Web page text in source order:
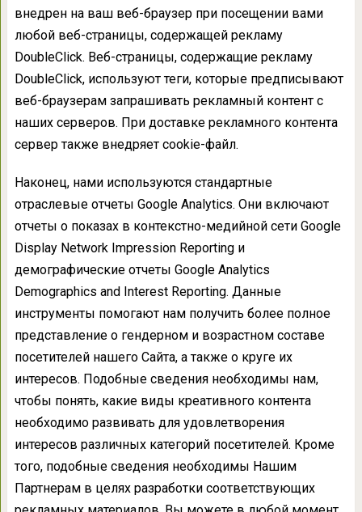
внедрен на ваш веб-браузер при посещении вами
любой веб-страницы, содержащей рекламу
DoubleClick. Веб-страницы, содержащие рекламу
DoubleClick, используют теги, которые предписывают
веб-браузерам запрашивать рекламный контент с
наших серверов. При доставке рекламного контента
сервер также внедряет cookie-файл.
Наконец, нами используются стандартные
отраслевые отчеты Google Analytics. Они включают
отчеты о показах в контекстно-медийной сети Google
Display Network Impression Reporting и
демографические отчеты Google Analytics
Demographics and Interest Reporting. Данные
инструменты помогают нам получить более полное
представление о гендерном и возрастном составе
посетителей нашего Сайта, а также о круге их
интересов. Подобные сведения необходимы нам,
чтобы понять, какие виды креативного контента
необходимо развивать для удовлетворения
интересов различных категорий посетителей. Кроме
того, подобные сведения необходимы Нашим
Партнерам в целях разработки соответствующих